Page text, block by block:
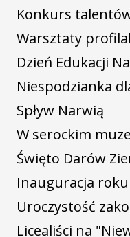
Konkurs
Warsztaty
Dzień Edukacji
Niespodzianka
Spływ Narwią
W serockim
Święto Darów
Inauguracja
Uroczystość
Licealiści na